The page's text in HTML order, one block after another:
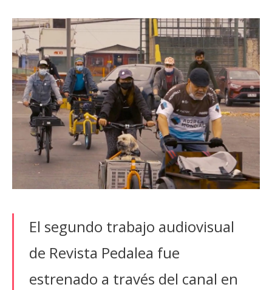
El segundo trabajo audiovisual
de Revista Pedalea fue
estrenado a través del canal en